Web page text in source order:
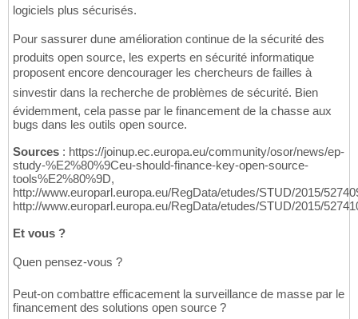
logiciels plus sécurisés.
Pour sassurer dune amélioration continue de la sécurité des
produits open source, les experts en sécurité informatique
proposent encore dencourager les chercheurs de failles à
sinvestir dans la recherche de problèmes de sécurité. Bien
évidemment, cela passe par le financement de la chasse aux
bugs dans les outils open source.
Sources : https://joinup.ec.europa.eu/community/osor/news/ep-
study-%E2%80%9Ceu-should-finance-key-open-source-
tools%E2%80%9D,
http://www.europarl.europa.eu/RegData/etudes/STUD/2015/
http://www.europarl.europa.eu/RegData/etudes/STUD/2015/
Et vous ?
Quen pensez-vous ?
Peut-on combattre efficacement la surveillance de masse par le
financement des solutions open source ?